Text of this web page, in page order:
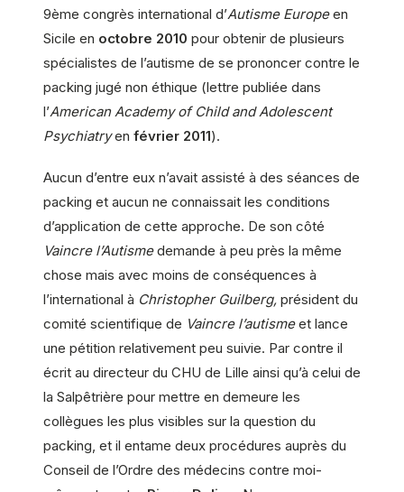
9ème congrès international d’Autisme Europeen
Sicile en octobre 2010 pour obtenir de plusieurs
spécialistes de l’autisme de se prononcer contre le
packing jugé non éthique (lettre publiée dans
l’American Academy of Child and Adolescent
Psychiatryen février 2011).
Aucun d’entre eux n’avait assisté à des séances de
packing et aucun ne connaissait les conditions
d’application de cette approche. De son côté
Vaincre l’Autismedemande à peu près la même
chose mais avec moins de conséquences à
l’international à Christopher Guilberg, président du
comité scientifique de Vaincre l’autismeet lance
une pétition relativement peu suivie. Par contre il
écrit au directeur du CHU de Lille ainsi qu’à celui de
la Salpêtrière pour mettre en demeure les
collègues les plus visibles sur la question du
packing, et il entame deux procédures auprès du
Conseil de l’Ordre des médecins contre moi-